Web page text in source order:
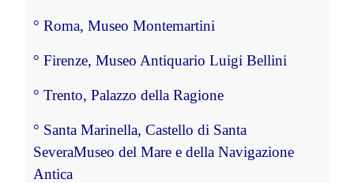
° Roma, Museo Montemartini
° Firenze, Museo Antiquario Luigi Bellini
° Trento, Palazzo della Ragione
° Santa Marinella, Castello di Santa
SeveraMuseo del Mare e della Navigazione
Antica